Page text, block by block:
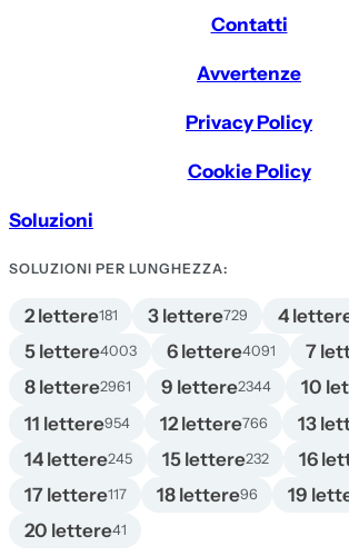
Contatti
Avvertenze
Privacy Policy
Cookie Policy
Soluzioni
SOLUZIONI PER LUNGHEZZA:
2 lettere181 3 lettere729 4
5 lettere4003 6 lettere4091 7
8 lettere2961 9 lettere2344 10
11 lettere954 12 lettere766 13
14 lettere245 15 lettere232 16
17 lettere117 18 lettere96 19
20 lettere41